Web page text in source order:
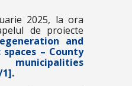
2025, la ora
de proiecte
and
– County
1].